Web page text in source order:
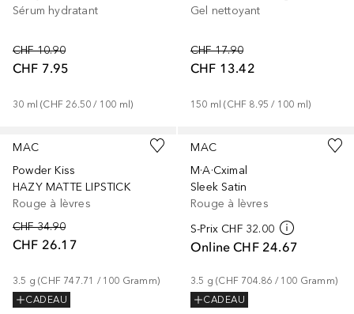
Sérum hydratant
CHF 10.90
CHF 7.95
30 ml (CHF 26.50 / 100 ml)
Gel nettoyant
CHF 17.90
CHF 13.42
150 ml (CHF 8.95 / 100 ml)
MAC
Powder Kiss
HAZY MATTE LIPSTICK
Rouge à lèvres
CHF 34.90
CHF 26.17
3.5 g (CHF 747.71 / 100 Gramm)
CADEAU
+21
MAC
M·A·Cximal
Sleek Satin
Rouge à lèvres
S-Prix CHF 32.00
Online CHF 24.67
3.5 g (CHF 704.86 / 100 Gramm)
CADEAU
+ 31
+3 +41